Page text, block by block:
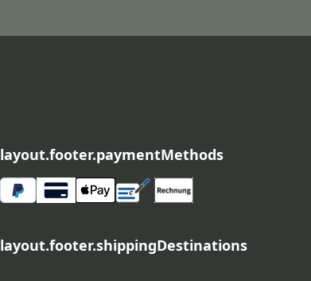
layout.footer.paymentMethods
layout.footer.shippingDestinations